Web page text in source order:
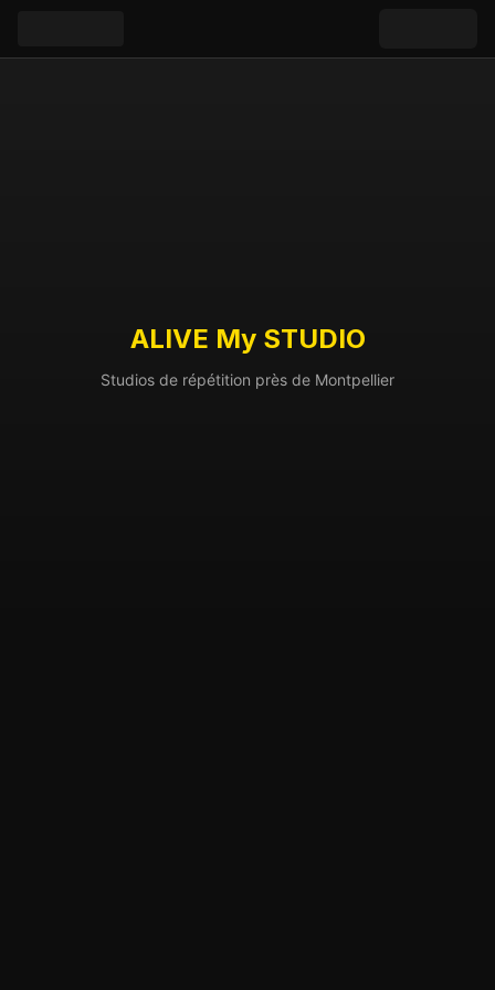
ALIVE My STUDIO
Studios de répétition près de Montpellier